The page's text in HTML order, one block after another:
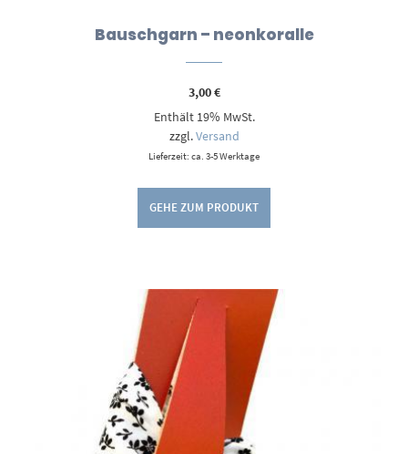
Bauschgarn – neonkoralle
3,00€
Enthält 19% MwSt.
zzgl.Versand
Lieferzeit: ca. 3-5 Werktage
GEHE ZUM PRODUKT